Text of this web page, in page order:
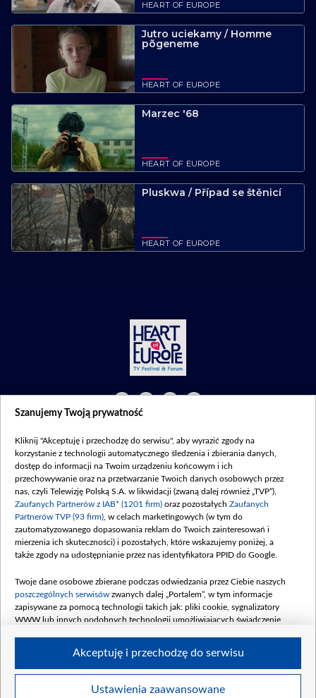
HEART OF EUROPE
Jutro uciekamy / Homme
põgeneme
HEART OF EUROPE
Marzec '68
HEART OF EUROPE
Pluskwa / Případ se štěnicí
HEART OF EUROPE
©2026 Telewizja Polska S. A. w likwidacji
Regulamin|Polityka prywatności|Moje zgody
Szanujemy Twoją prywatność
Kliknij "Akceptuję i przechodzę do serwisu", aby wyrazić zgody na
korzystanie z technologii automatycznego śledzenia i zbierania danych,
dostęp do informacji na Twoim urządzeniu końcowym i ich
przechowywanie oraz na przetwarzanie Twoich danych osobowych przez
nas, czyli Telewizję Polską S.A. w likwidacji (zwaną dalej również „TVP”),
Zaufanych Partnerów z IAB* (1201 firm) oraz pozostałych Zaufanych
Partnerów TVP (93 firm) , w celach marketingowych (w tym do
zautomatyzowanego dopasowania reklam do Twoich zainteresowań i
mierzenia ich skuteczności) i pozostałych, które wskazujemy poniżej, a
także zgody na udostępnianie przez nas identyfikatora PPID do Google.
Twoje dane osobowe zbierane podczas odwiedzania przez Ciebie naszych
poszczególnych serwisów zwanych dalej „Portalem”, w tym informacje
zapisywane za pomocą technologii takich jak: pliki cookie, sygnalizatory
WWW lub innych podobnych technologii umożliwiających świadczenie
Twoje dane osobowe zbierane podczas odwiedzania przez Ciebie
Ustawienia zaawansowane
Akceptuję i przechodzę do serwisu